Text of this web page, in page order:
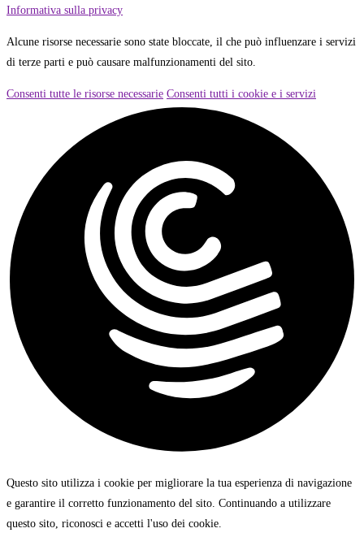
Informativa sulla privacy
Alcune risorse necessarie sono state bloccate, il che può influenzare i servizi
di terze parti e può causare malfunzionamenti del sito.
Consenti tutte le risorse necessarie Consenti tutti i cookie e i servizi
Questo sito utilizza i cookie per migliorare la tua esperienza di navigazione
e garantire il corretto funzionamento del sito. Continuando a utilizzare
questo sito, riconosci e accetti l'uso dei cookie.